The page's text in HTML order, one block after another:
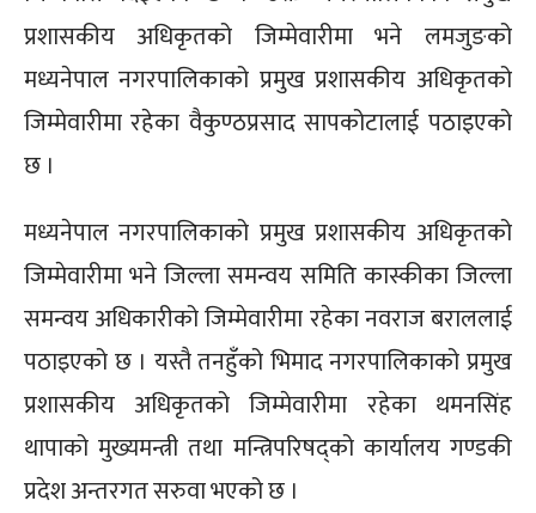
प्रशासकीय अधिकृतको जिम्मेवारीमा भने लमजुङको
मध्यनेपाल नगरपालिकाको प्रमुख प्रशासकीय अधिकृतको
जिम्मेवारीमा रहेका वैकुण्ठप्रसाद सापकोटालाई पठाइएको
छ ।
मध्यनेपाल नगरपालिकाको प्रमुख प्रशासकीय अधिकृतको
जिम्मेवारीमा भने जिल्ला समन्वय समिति कास्कीका जिल्ला
समन्वय अधिकारीको जिम्मेवारीमा रहेका नवराज बराललाई
पठाइएको छ । यस्तै तनहुँको भिमाद नगरपालिकाको प्रमुख
प्रशासकीय अधिकृतको जिम्मेवारीमा रहेका थमनसिंह
थापाको मुख्यमन्त्री तथा मन्त्रिपरिषद्को कार्यालय गण्डकी
प्रदेश अन्तरगत सरुवा भएको छ ।